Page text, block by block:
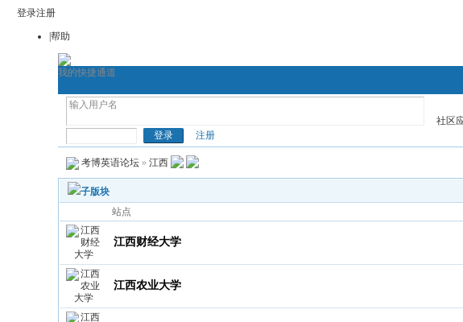
登录注册
|帮助
我的快捷通道
首页
注册
社区
考博英语论坛 » 江西
子版块
站点
江西财经大学
江西农业大学